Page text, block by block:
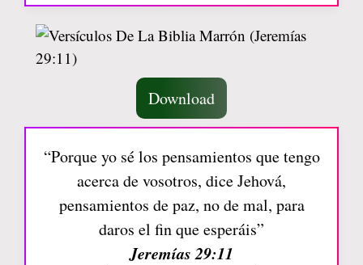
Download
“Porque yo sé los pensamientos que tengo
acerca de vosotros, dice Jehová,
pensamientos de paz, no de mal, para
daros el fin que esperáis”
Jeremías 29:11